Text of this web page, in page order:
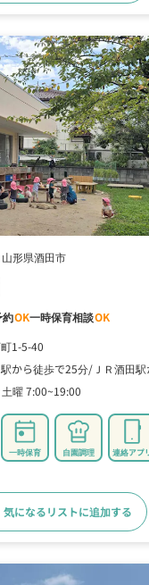
山形県酒田市
約OK一時保育相談OK
1-5-40
から徒歩で25分 ＪＲ酒田
土曜 7:00~19:00
一時保育 自園調理 連絡アプ
気になるリストに追加する